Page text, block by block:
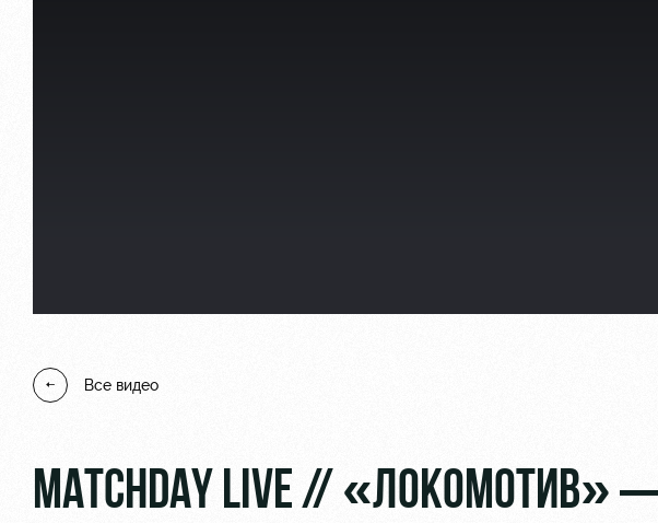
Руководство Карта болельщика
Все видео
MATCHDAY LIVE //